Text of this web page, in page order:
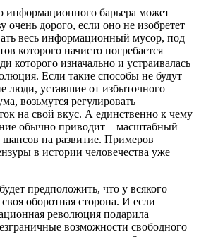
информационного барьера может
очень дорого, если оно не изобретет
весь информационный мусор, под
которого начисто погребается
которого изначально и устраивалась
Если такие способы не будут
люди, уставшие от избыточного
возьмутся регулировать
на свой вкус. А единственно к чему
обычно приводит – масштабный
шансов на развитие. Примеров
в истории человечества уже
предположить, что у всякого
оборотная сторона. И если
революция подарила
возможности свободного